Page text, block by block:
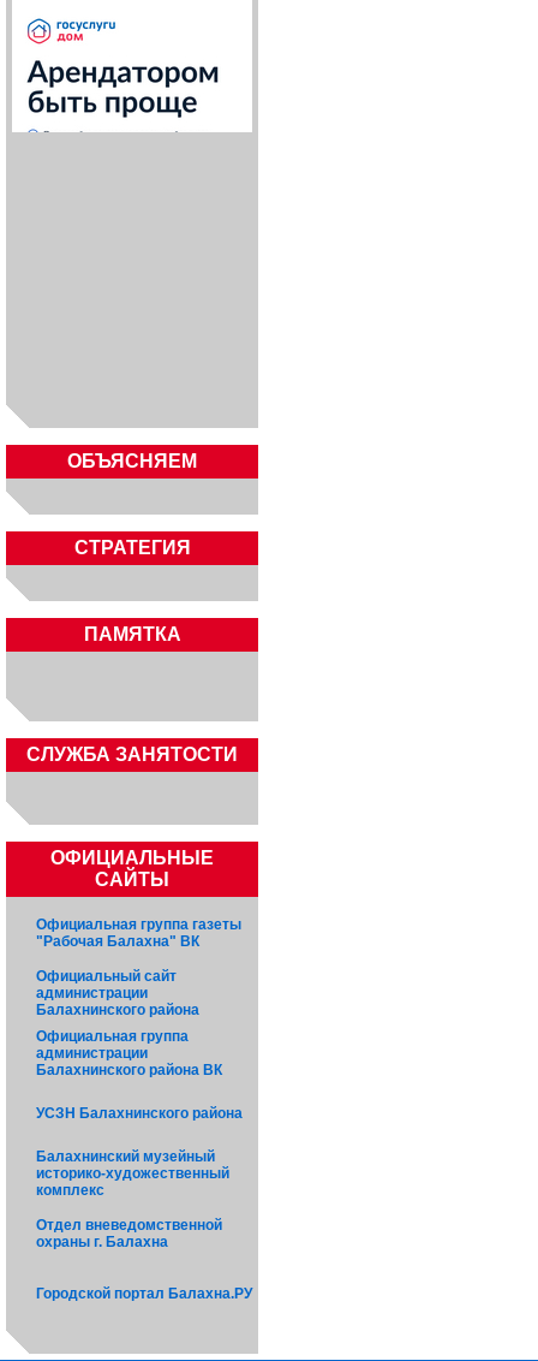
ОБЪЯСНЯЕМ
СТРАТЕГИЯ
ПАМЯТКА
CЛУЖБА ЗАНЯТОСТИ
ОФИЦИАЛЬНЫЕ
САЙТЫ
Официальная группа газеты
"Рабочая Балахна" ВК
Официальный сайт
администрации
Балахнинского района
Официальная группа
администрации
Балахнинского района ВК
УСЗН Балахнинского района
Балахнинский музейный
историко-художественный
комплекс
Отдел вневедомственной
охраны г. Балахна
Городской портал Балахна.РУ